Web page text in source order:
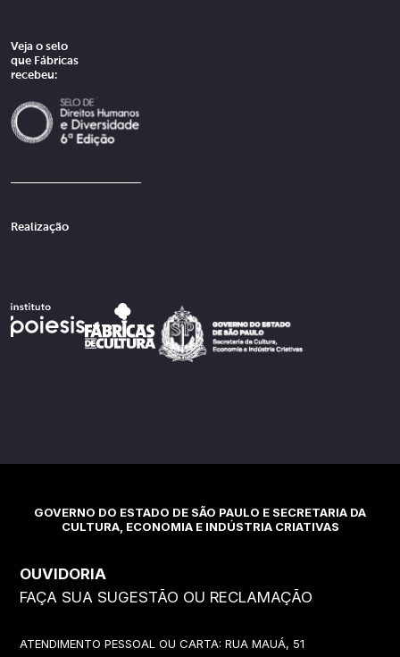
Veja o selo
que Fábricas
recebeu:
Realização
GOVERNO DO ESTADO DE SÃO PAULO E SECRETARIA DA
CULTURA, ECONOMIA E INDÚSTRIA CRIATIVAS
OUVIDORIA
FAÇA SUA SUGESTÃO OU RECLAMAÇÃO
ATENDIMENTO PESSOAL OU CARTA: RUA MAUÁ, 51